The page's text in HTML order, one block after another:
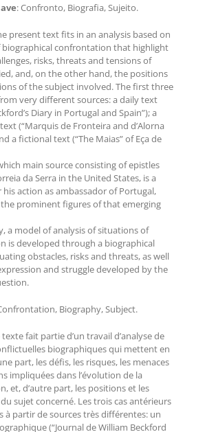
: Confronto, Biografia, Sujeito.
present text fits in an analysis based on
confrontation that highlight
risks, threats and tensions of
and, on the other hand, the positions
of the subject involved. The first three
very different sources: a daily text
Diary in Portugal and Spain”); a
(“Marquis de Fronteira and d’Alorna
a fictional text (“The Maias” of Eça de
main source consisting of epistles
da Serra in the United States, is a
his action as ambassador of Portugal,
prominent figures of that emerging
a model of analysis of situations of
is developed through a biographical
obstacles, risks and threats, as well
and struggle developed by the
Biography, Subject.
texte fait partie d’un travail d’analyse de
biographiques qui mettent en
part, les défis, les risques, les menaces
impliquées dans l’évolution de la
et, d’autre part, les positions et les
sujet concerné. Les trois cas antérieurs
à partir de sources très différentes: un
(“Journal de William Beckford